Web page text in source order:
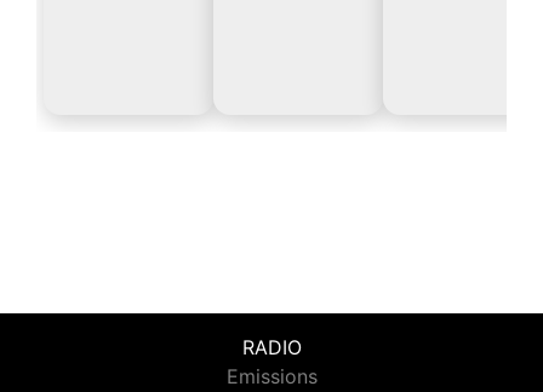
RADIO
Emissions